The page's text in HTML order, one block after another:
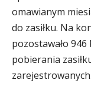
omawianym
do zasiłku. Na
pozostawało
pobierania
zarejestrowanych.